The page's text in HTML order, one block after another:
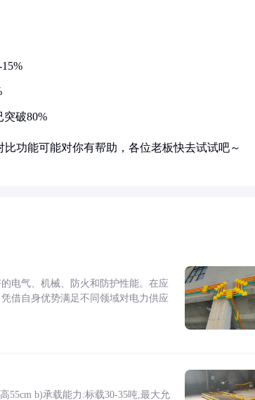
突破80%
功能可能对你有帮助，各位老板快去试试吧～
电气、机械、防火和防护性能。在应
借自身优势满足不同领域对电力供应
55cm b)承载能力:标载30-35吨,最大允